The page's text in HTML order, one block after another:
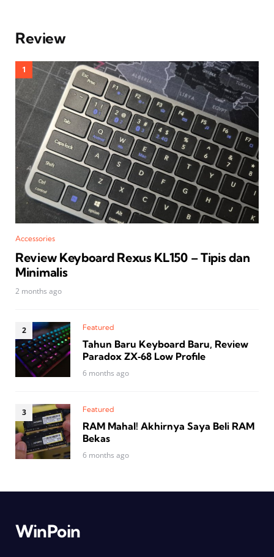
Review
Accessories
Review Keyboard Rexus KL150 – Tipis dan
Minimalis
2 months ago
Featured
Tahun Baru Keyboard Baru, Review
Paradox ZX‑68 Low Profile
6 months ago
Featured
RAM Mahal! Akhirnya Saya Beli RAM
Bekas
6 months ago
WinPoin